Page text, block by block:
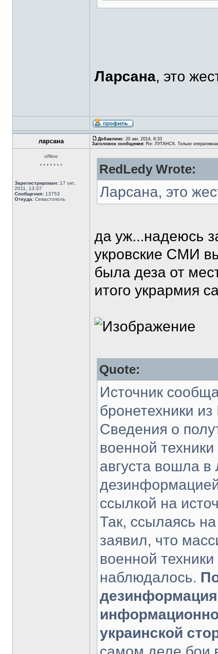
Ларсана, это
ларсана Добавлено: 20 авг, 2014, 8:33
Заголовок сообщения: Re: ЛУГАНСК. Только
offline
* * * * * * *
Зарегистрирован: 17 окт,
2011, 13:37
Сообщения: 13753
Откуда: Севастополь
RedLedy Wrote:
Ларсана, это
да уж...надеюсь
укровские СМИ
была деза от
итого укрармия
Quote:
Источник
бронетехники
Сведения о
военной
августа вошла в
ссылкой на
Так, ссылаясь
заявил, что
военной
наблюдалось.
украинской